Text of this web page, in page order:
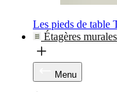
Les pieds de table
Étagères murales
Menu